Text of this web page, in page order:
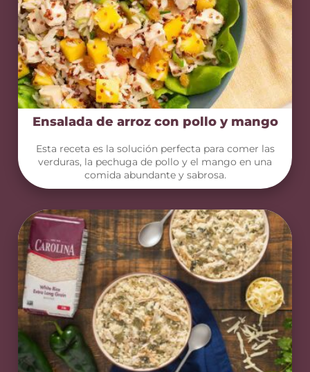
Ensalada de arroz con pollo y mango
Esta receta es la solución perfecta para comer las
verduras, la pechuga de pollo y el mango en una
comida abundante y sabrosa.